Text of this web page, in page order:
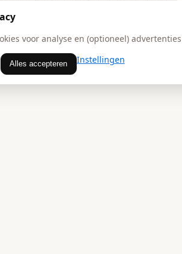
voor analyse en (optioneel)
Alles accepteren Instellingen